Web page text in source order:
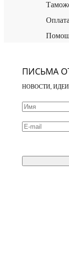
Оплата
ПИСЬМА ОТ
НОВОСТИ,